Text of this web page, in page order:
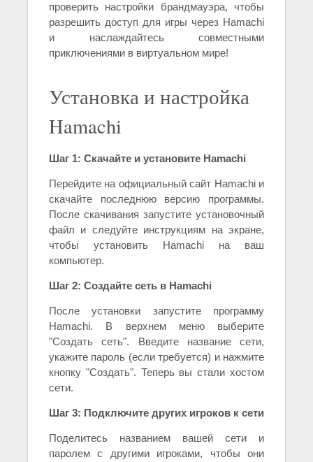
проверить настройки брандмауэра, чтобы
разрешить доступ для игры через Hamachi
и наслаждайтесь совместными
приключениями в виртуальном мире!
Установка и настройка
Hamachi
Шаг 1: Скачайте и установите Hamachi
Перейдите на официальный сайт Hamachi и
скачайте последнюю версию программы.
После скачивания запустите установочный
файл и следуйте инструкциям на экране,
чтобы установить Hamachi на ваш
компьютер.
Шаг 2: Создайте сеть в Hamachi
После установки запустите программу
Hamachi. В верхнем меню выберите
"Создать сеть". Введите название сети,
укажите пароль (если требуется) и нажмите
кнопку "Создать". Теперь вы стали хостом
сети.
Шаг 3: Подключите других игроков к сети
Поделитесь названием вашей сети и
паролем с другими игроками, чтобы они